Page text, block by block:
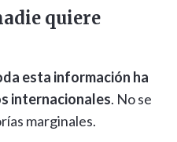
quiere
esta información ha
internacionales. No se
marginales.